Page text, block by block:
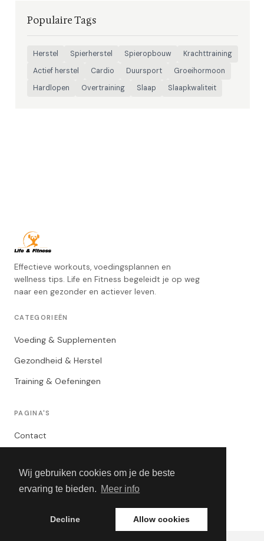
Wij gebruiken cookies om je de beste
ervaring te bieden. Meer info
Decline Allow cookies
Populaire Tags
Herstel Spierherstel Spieropbouw
Krachttraining
Actief herstel
Cardio Duursport
Groeihormoon
Hardlopen
Overtraining Slaap Slaapkwaliteit
Effectieve workouts, voedingsplannen en
wellness tips. Life en Fitness begeleidt je op weg
naar een gezonder en actiever leven.
CATEGORIEËN
Voeding & Supplementen
Gezondheid & Herstel
Training & Oefeningen
PAGINA'S
Contact
Algemene Voorwaarden
Adverteren